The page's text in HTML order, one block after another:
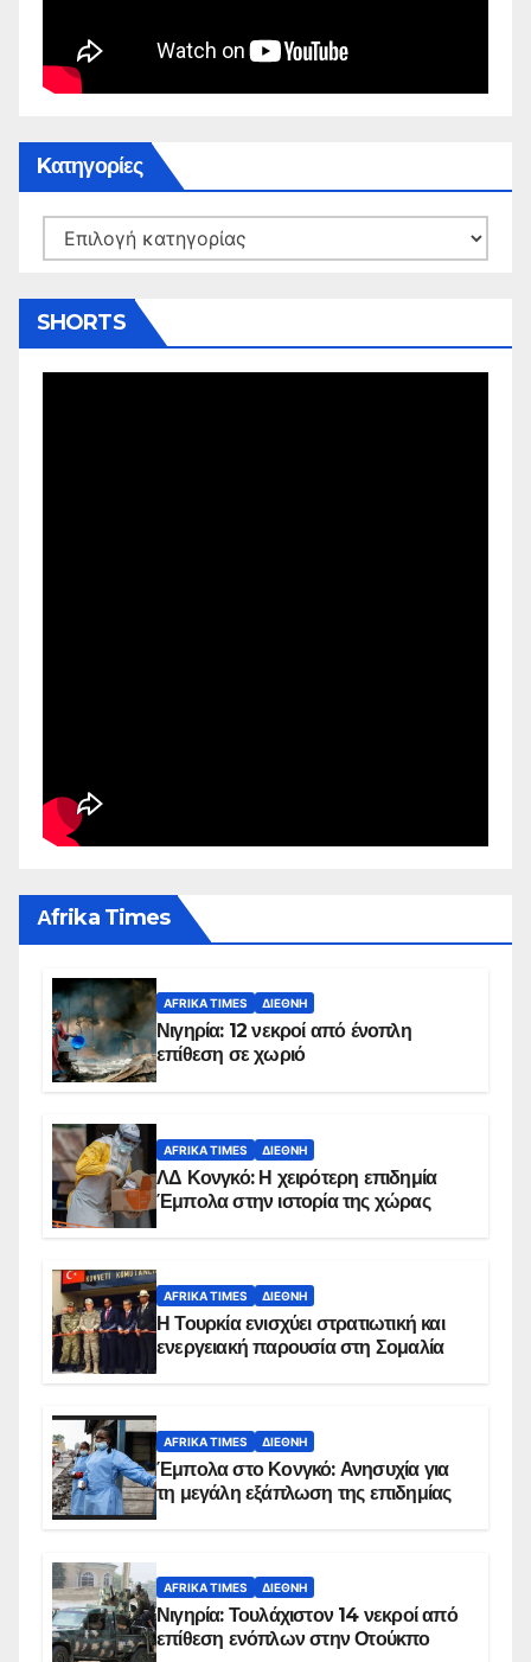
Kατηγορίες
Kατηγορίες
SHORTS
Αfrika Times
AFRIKA TIMES ΔΙΕΘΝΉ
Νιγηρία: 12 νεκροί από ένοπλη
επίθεση σε χωριό
AFRIKA TIMES ΔΙΕΘΝΉ
ΛΔ Κονγκό: Η χειρότερη επιδημία
Έμπολα στην ιστορία της χώρας
AFRIKA TIMES ΔΙΕΘΝΉ
Η Τουρκία ενισχύει στρατιωτική και
ενεργειακή παρουσία στη Σομαλία
AFRIKA TIMES ΔΙΕΘΝΉ
Έμπολα στο Κονγκό: Ανησυχία για
τη μεγάλη εξάπλωση της επιδημίας
AFRIKA TIMES ΔΙΕΘΝΉ
Νιγηρία: Τουλάχιστον 14 νεκροί από
επίθεση ενόπλων στην Οτούκπο